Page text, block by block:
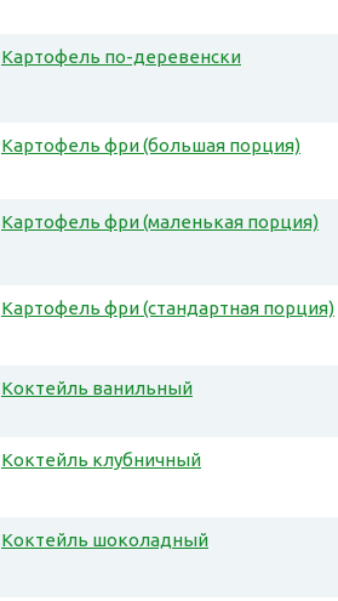
Картофель по-деревенски
Картофель фри (большая порция)
Картофель фри (маленькая порция)
Картофель фри (стандартная порция)
Коктейль ванильный
Коктейль клубничный
Коктейль шоколадный